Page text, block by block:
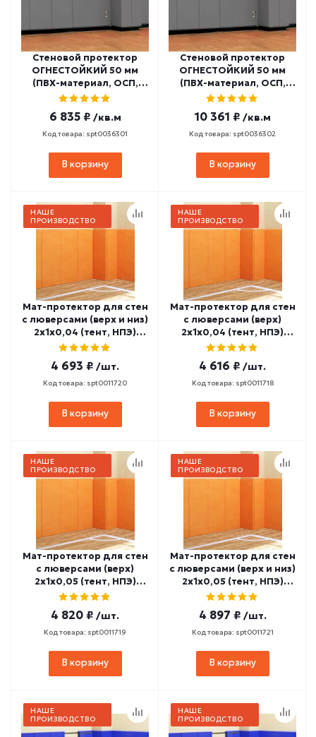
Стеновой протектор
ОГНЕСТОЙКИЙ 50 мм
(ПВХ-материал, ОСП,
НПЭ 22 кг/м3,
СПГ1-15
6 835 ₽ /кв.м
Код товара: spt0036301
В корзину
Стеновой протектор
ОГНЕСТОЙКИЙ 50 мм
(ПВХ-материал, ОСП,
ППЭ 30 кг/м3,
СПГ1-16
10 361 ₽ /кв.м
Код товара: spt0036302
В корзину
НАШЕ
ПРОИЗВОДСТВО
Мат-протектор для стен
с люверсами (верх и низ)
2х1х0,04 (тент, НПЭ)
МП-6
4 693 ₽ /шт.
Код товара: spt0011720
В корзину
НАШЕ
ПРОИЗВОДСТВО
Мат-протектор для стен
с люверсами (верх)
2х1х0,04 (тент, НПЭ)
МП-4
4 616 ₽ /шт.
Код товара: spt0011718
В корзину
НАШЕ
ПРОИЗВОДСТВО
Мат-протектор для стен
с люверсами (верх)
2х1х0,05 (тент, НПЭ)
МП-5
4 820 ₽ /шт.
Код товара: spt0011719
В корзину
НАШЕ
ПРОИЗВОДСТВО
Мат-протектор для стен
с люверсами (верх и низ)
2х1х0,05 (тент, НПЭ)
МП-7
4 897 ₽ /шт.
Код товара: spt0011721
В корзину
НАШЕ
ПРОИЗВОДСТВО
НАШЕ
ПРОИЗВОДСТВО